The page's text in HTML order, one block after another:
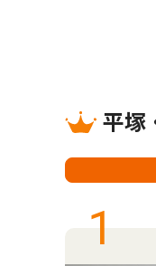
平塚
1